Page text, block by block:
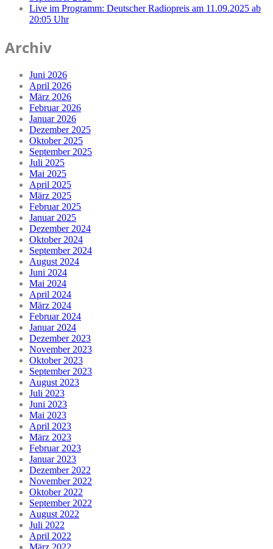
Live im Programm: Deutscher Radiopreis am 11.09.2025 ab
20:05 Uhr
Archiv
Juni 2026
April 2026
März 2026
Februar 2026
Januar 2026
Dezember 2025
Oktober 2025
September 2025
Juli 2025
Mai 2025
April 2025
März 2025
Februar 2025
Januar 2025
Dezember 2024
Oktober 2024
September 2024
August 2024
Juni 2024
Mai 2024
April 2024
März 2024
Februar 2024
Januar 2024
Dezember 2023
November 2023
Oktober 2023
September 2023
August 2023
Juli 2023
Juni 2023
Mai 2023
April 2023
März 2023
Februar 2023
Januar 2023
Dezember 2022
November 2022
Oktober 2022
September 2022
August 2022
Juli 2022
April 2022